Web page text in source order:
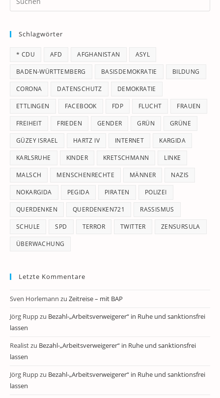
Schlagwörter
* CDU AFD AFGHANISTAN ASYL
BADEN-WÜRTTEMBERG BASISDEMOKRATIE BILDUNG
CORONA DATENSCHUTZ DEMOKRATIE
ETTLINGEN FACEBOOK FDP FLUCHT FRAUEN
FREIHEIT FRIEDEN GENDER GRÜN GRÜNE
GÜZEY ISRAEL HARTZ IV INTERNET KARGIDA
KARLSRUHE KINDER KRETSCHMANN LINKE
MALSCH MENSCHENRECHTE MÄNNER NAZIS
NOKARGIDA PEGIDA PIRATEN POLIZEI
QUERDENKEN QUERDENKEN721 RASSISMUS
SCHULE SPD TERROR TWITTER ZENSURSULA
ÜBERWACHUNG
Letzte Kommentare
Sven Horlemann zu Zeitreise – mit BAP
Jörg Ruppzu Bezahl-„Arbeitsverweigerer“ in Ruhe und sanktionsfrei
lassen
Realistzu Bezahl-„Arbeitsverweigerer“ in Ruhe und sanktionsfrei
lassen
Jörg Ruppzu Bezahl-„Arbeitsverweigerer“ in Ruhe und sanktionsfrei
lassen